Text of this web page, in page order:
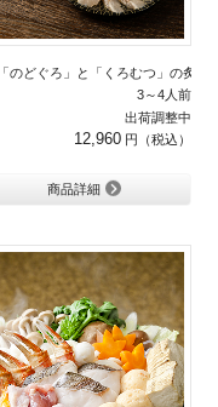
のどぐろ」と「くろむつ」の炙り
3～4人前
出荷調整中
12,960
商品詳細